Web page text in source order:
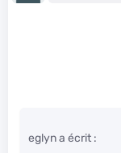
eglyn a écrit :